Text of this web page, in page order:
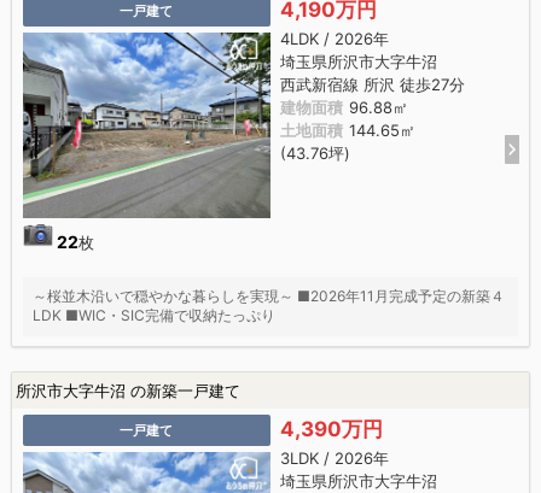
一戸建て
22枚
4,190万円
4LDK / 2026年
埼玉県所沢市大字牛沼
西武新宿線 所沢 徒歩27分
建物面積 96.88㎡
土地面積 144.65㎡
(43.76坪)
～桜並木沿いで穏やかな暮らしを実現～ ■2026年11月完成予定の新築４
LDK ■WIC・SIC完備で収納たっぷり
所沢市大字牛沼 の新築一戸建て
一戸建て 4,390万円
3LDK / 2026年
埼玉県所沢市大字牛沼